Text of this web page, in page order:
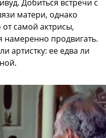
Добиться встречи с
матери, однако
самой актрисы,
намеренно продвигать.
артистку: ее едва ли